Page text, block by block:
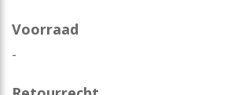
Voorraad
-